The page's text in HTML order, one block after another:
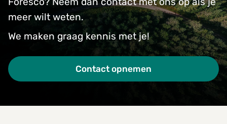
meer wilt weten.
We maken graag kennis met je!
Contact opnemen